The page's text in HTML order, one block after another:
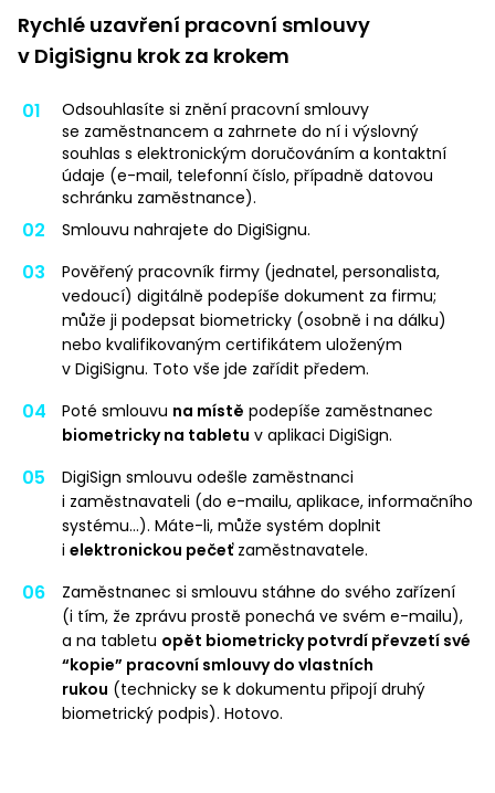
Rychlé uzavření pracovní smlouvy
v DigiSignu krok za krokem
Odsouhlasíte si znění pracovní smlouvy
se zaměstnancem a zahrnete do ní i výslovný
souhlas s elektronickým doručováním a kontaktní
údaje (e-mail, telefonní číslo, případně datovou
schránku zaměstnance).
Smlouvu nahrajete do DigiSignu.
Pověřený pracovník firmy (jednatel, personalista,
vedoucí) digitálně podepíše dokument za firmu;
může ji podepsat biometricky (osobně i na dálku)
nebo kvalifikovaným certifikátem uloženým
v DigiSignu. Toto vše jde zařídit předem.
Poté smlouvu na místě podepíše zaměstnanec
biometricky na tabletu v aplikaci DigiSign.
DigiSign smlouvu odešle zaměstnanci
i zaměstnavateli (do e-mailu, aplikace, informačního
systému…). Máte-li, může systém doplnit
i elektronickou pečeťzaměstnavatele.
Zaměstnanec si smlouvu stáhne do svého zařízení
(i tím, že zprávu prostě ponechá ve svém e-mailu),
a na tabletu opět biometricky potvrdí převzetí své
“kopie” pracovní smlouvy do vlastních
rukou (technicky se k dokumentu připojí druhý
biometrický podpis). Hotovo.